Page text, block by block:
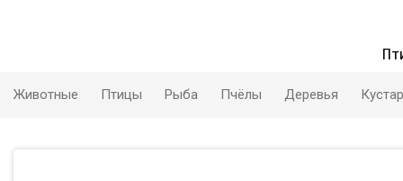
Животные Птицы Рыба Пчёлы Деревья